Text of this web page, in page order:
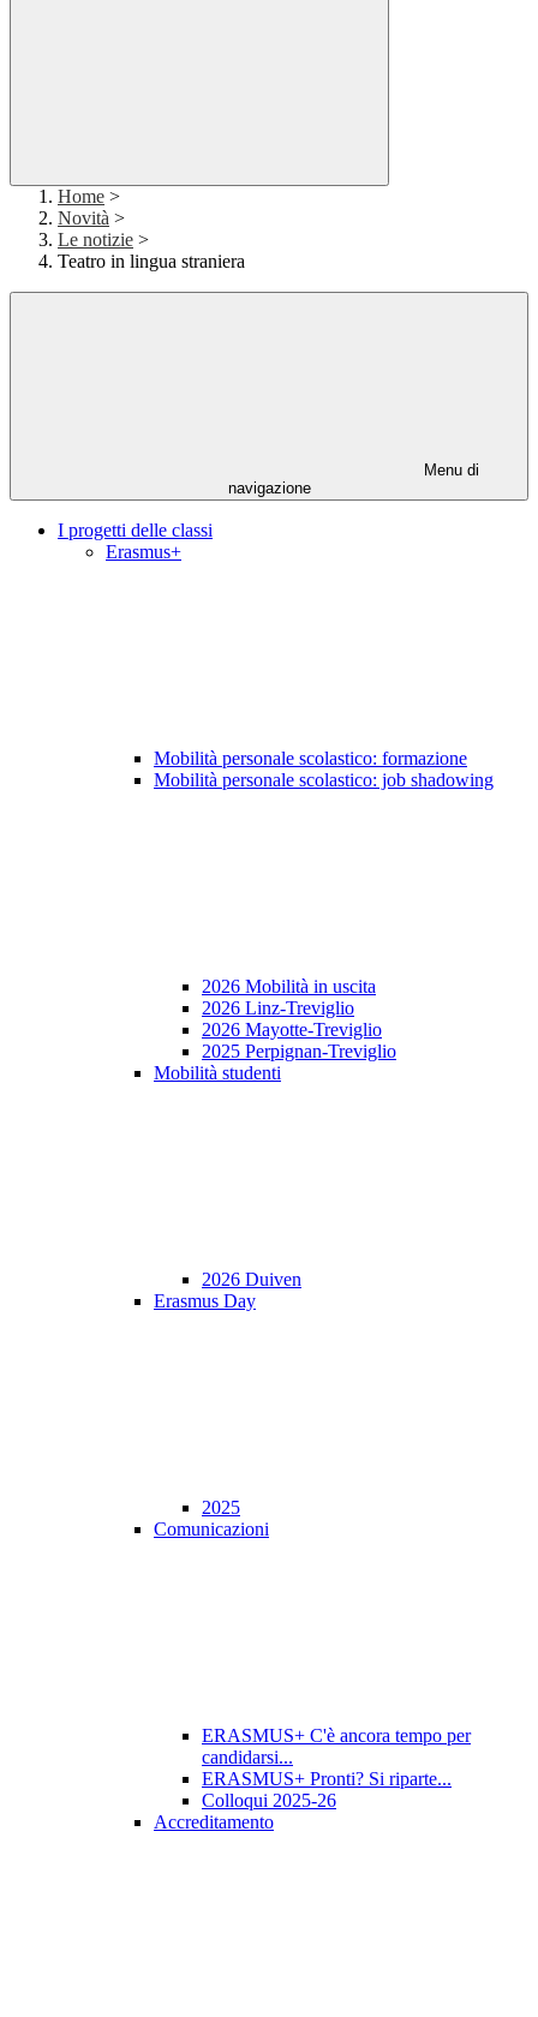
Home >
Novità >
Le notizie >
Teatro in lingua straniera
Menu di
navigazione
I progetti delle classi
Erasmus+
Mobilità personale scolastico: formazione
Mobilità personale scolastico: job shadowing
2026 Mobilità in uscita
2026 Linz-Treviglio
2026 Mayotte-Treviglio
2025 Perpignan-Treviglio
Mobilità studenti
2026 Duiven
Erasmus Day
2025
Comunicazioni
ERASMUS+ C'è ancora tempo per
candidarsi...
ERASMUS+ Pronti? Si riparte...
Colloqui 2025-26
Accreditamento